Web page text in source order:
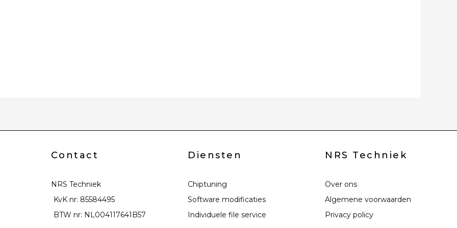
Contact
NRS Techniek
KvK nr: 85584495
BTW nr: NL004117641B57
Diensten
Chiptuning
Software modificaties
Individuele file service
NRS Techniek
Over ons
Algemene voorwaarden
Privacy policy